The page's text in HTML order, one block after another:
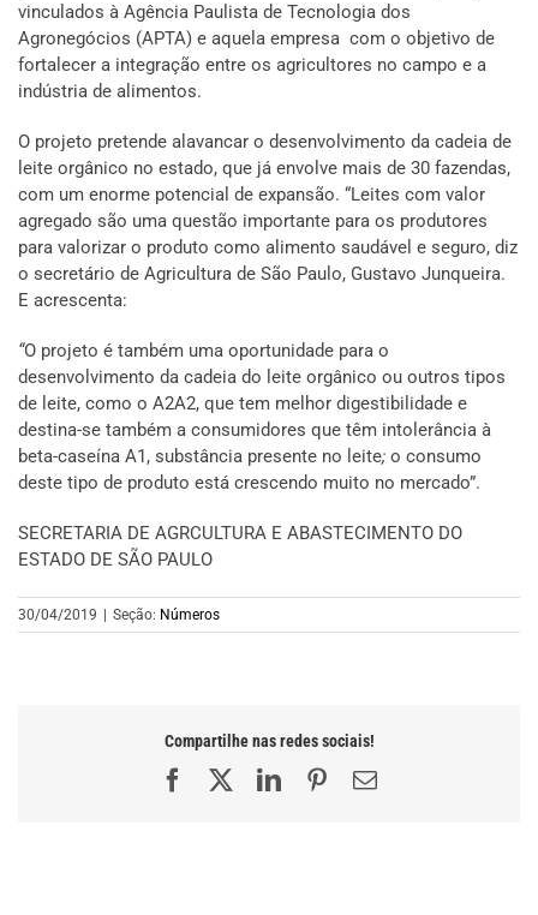
vinculados à Agência Paulista de Tecnologia dos
Agronegócios (APTA) e aquela empresa com o objetivo de
fortalecer a integração entre os agricultores no campo e a
indústria de alimentos.
O projeto pretende alavancar o desenvolvimento da cadeia de
leite orgânico no estado, que já envolve mais de 30 fazendas,
com um enorme potencial de expansão. “Leites com valor
agregado são uma questão importante para os produtores
para valorizar o produto como alimento saudável e seguro, diz
o secretário de Agricultura de São Paulo, Gustavo Junqueira.
E acrescenta:
“O projeto é também uma oportunidade para o
desenvolvimento da cadeia do leite orgânico ou outros tipos
de leite, como o A2A2, que tem melhor digestibilidade e
destina-se também a consumidores que têm intolerância à
beta-caseína A1, substância presente no leite; o consumo
deste tipo de produto está crescendo muito no mercado”.
SECRETARIA DE AGRCULTURA E ABASTECIMENTO DO
ESTADO DE SÃO PAULO
30/04/2019 Seção: Números
Compartilhe nas redes sociais!
FacebookLinkedInPinterest
E-